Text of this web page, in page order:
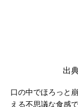
出
口の中でほろっと
える不思議な食感